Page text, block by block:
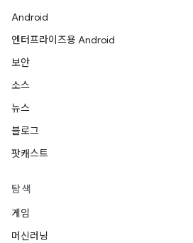
Android
엔터프라이즈용 Android
보안
소스
뉴스
블로그
팟캐스트
탐색
게임
머신러닝